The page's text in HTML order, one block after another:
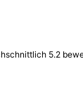
5.2